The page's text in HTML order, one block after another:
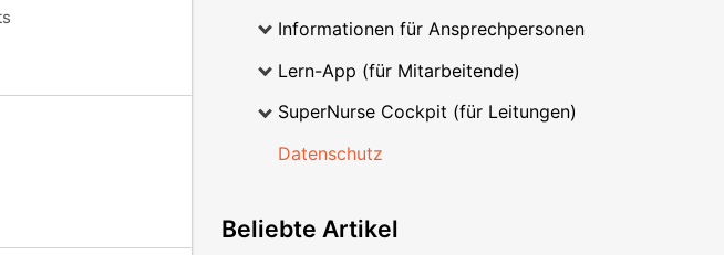
Informationen für Ansprechpersonen
Lern-App (für Mitarbeitende)
SuperNurse Cockpit (für Leitungen)
Datenschutz
Beliebte Artikel